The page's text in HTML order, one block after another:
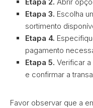
Etapa 3. Escolha
sortimento
Etapa 4.
pagamento
Etapa 5. Verificar
e confirmar a
Favor observar que a